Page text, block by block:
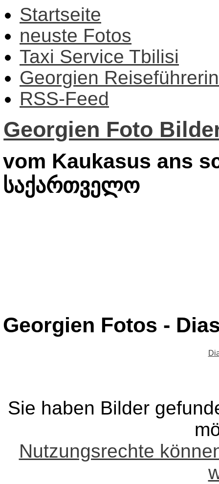
Startseite
neuste Fotos
Taxi Service Tbilisi
Georgien Reiseführerin
RSS-Feed
Georgien Foto
vom Kaukasus ans
საქართველო
Georgien Fotos -
Sie haben Bilder
Nutzungsrechte